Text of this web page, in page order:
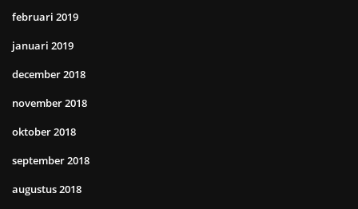
februari 2019
januari 2019
december 2018
november 2018
oktober 2018
september 2018
augustus 2018